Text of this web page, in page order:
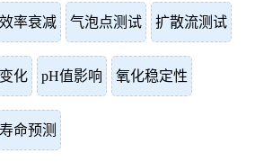
率衰减 气泡点测试 扩散流测试
化 pH值影响 氧化稳定性
命预测